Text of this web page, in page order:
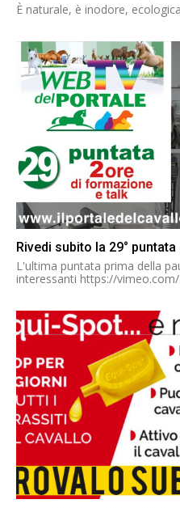
È naturale, è inodore,
Rivedi subito la 29° puntata
L'ultima puntata prima della